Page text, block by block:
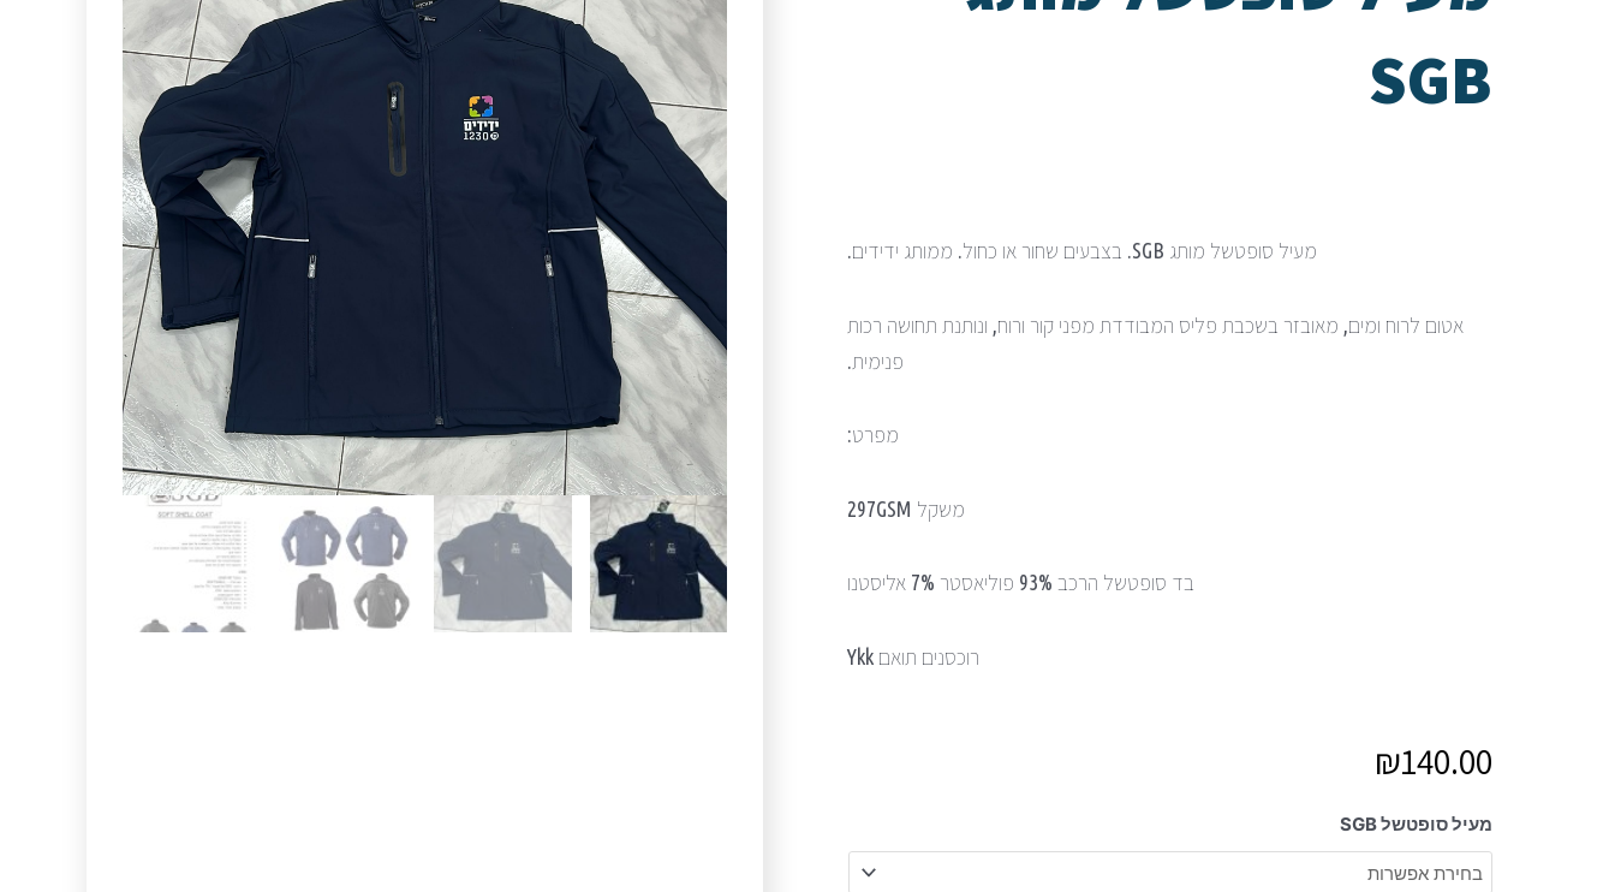
SGB
מעיל סופטשל מותג SGB. בצבעים שחור או כחול. ממותג ידידים.
אטום לרוח ומים, מאובזר בשכבת פליס המבודדת מפני קור ורוח, ונותנת תחושה רכות
פנימית.
מפרט:
משקל 297GSM
בד סופטשל הרכב 93% פוליאסטר 7% אליסטנו
רוכסנים תואם Ykk
₪140.00
מעיל סופטשל SGB
כמות
של
מעיל